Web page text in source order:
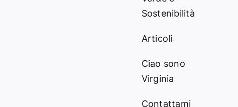
Sostenibilità
Articoli
Ciao sono
Virginia
Contattami